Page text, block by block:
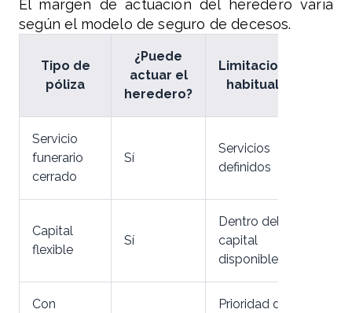
El margen de actuación del heredero varía
según el modelo de seguro de decesos.
Tipo de
póliza
¿Puede
actuar el
heredero?
Limitaciones
habituales
Servicio
funerario
cerrado
Sí
Servicios
definidos
Capital
flexible
Sí
Dentro del
capital
disponible
Con
Prioridad del